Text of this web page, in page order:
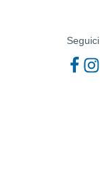
Seguici